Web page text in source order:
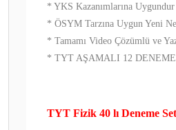
* YKS Kazanımlarına Uygundur
* ÖSYM Tarzına Uygun Yeni
* Tamamı Video Çözümlü ve
* TYT AŞAMALI 12 DENEME
TYT Fizik 40 lı Deneme